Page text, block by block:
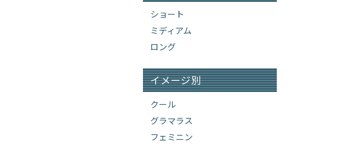
ショート
ミディアム
ロング
イメージ別
クール
グラマラス
フェミニン